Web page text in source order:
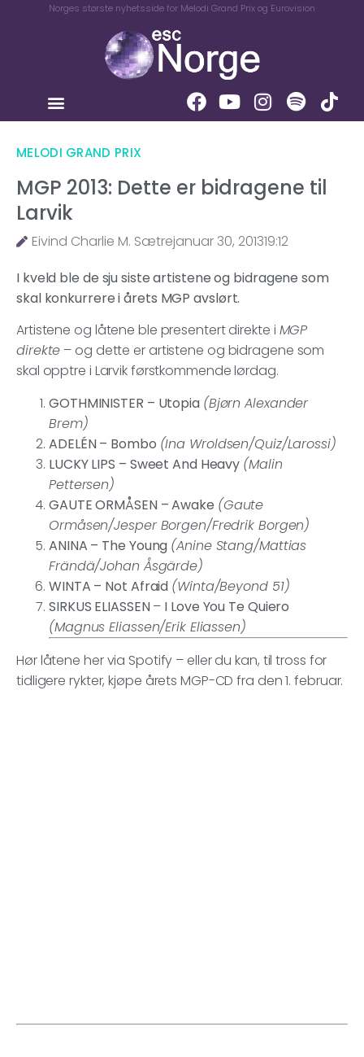
Norges største nyhetsside for Melodi Grand Prix og Eurovision
MELODI GRAND PRIX
MGP 2013: Dette er bidragene til
Larvik
Eivind Charlie M. Sætrejanuar 30, 201319:12
I kveld ble de sju siste artistene og bidragene som
skal konkurrere i årets MGP avslørt.
Artistene og låtene ble presentert direkte i MGP
direkte – og dette er artistene og bidragene som
skal opptre i Larvik førstkommende lørdag.
GOTHMINISTER – Utopia (Bjørn Alexander
Brem)
ADELÉN – Bombo (Ina Wroldsen/Quiz/Larossi)
LUCKY LIPS – Sweet And Heavy (Malin
Pettersen)
GAUTE ORMÅSEN – Awake (Gaute
Ormåsen/Jesper Borgen/Fredrik Borgen)
ANINA – The Young (Anine Stang/Mattias
Frändä/Johan Åsgärde)
WINTA – Not Afraid (Winta/Beyond 51)
SIRKUS ELIASSEN– I Love You Te Quiero
(Magnus Eliassen/Erik Eliassen)
Hør låtene her via Spotify – eller du kan, til tross for
tidligere rykter, kjøpe årets MGP-CD fra den 1. februar.